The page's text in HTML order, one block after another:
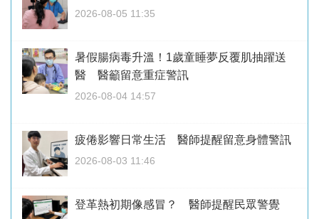
2026-08-05 11:35
暑假腸病毒升溫！1歲童睡夢反覆肌抽躍送
醫 醫籲留意重症警訊
2026-08-04 14:57
疲倦影響日常生活 醫師提醒留意身體警訊
2026-08-03 11:46
登革熱初期像感冒？ 醫師提醒民眾警覺